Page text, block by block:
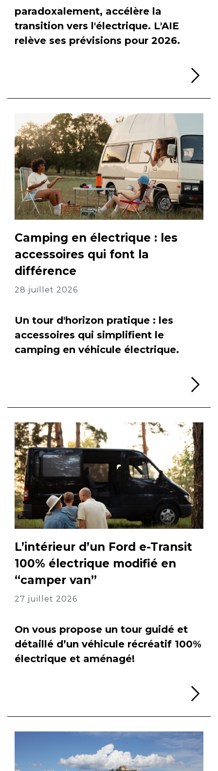
paradoxalement, accélère la
transition vers l'électrique. L'AIE
relève ses prévisions pour 2026.
Camping en électrique : les
accessoires qui font la
différence
28 juillet 2026
Un tour d'horizon pratique : les
accessoires qui simplifient le
camping en véhicule électrique.
L’intérieur d’un Ford e-Transit
100% électrique modifié en
“camper van”
27 juillet 2026
On vous propose un tour guidé et
détaillé d’un véhicule récréatif 100%
électrique et aménagé!